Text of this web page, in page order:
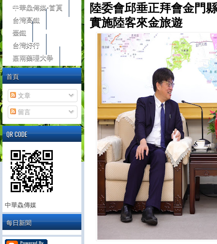
陸委會邱垂正拜會金門
實施陸客來金旅遊
中華鱻傳媒-首頁
台灣高鐵
臺鐵
台灣好行
嘉南藥理大學
首頁
文章
留言
QR CODE
中華鱻傳媒
每日新聞